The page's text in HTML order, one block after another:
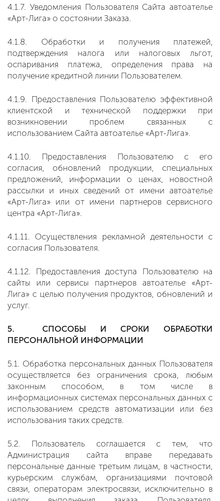
4.1.7. Уведомления Пользователя Сайта автоателье
«Арт-Лига» о состоянии Заказа.
4.1.8. Обработки и получения платежей,
подтверждения налога или налоговых льгот,
оспаривания платежа, определения права на
получение кредитной линии Пользователем.
4.1.9. Предоставления Пользователю эффективной
клиентской и технической поддержки при
возникновении проблем связанных с
использованием Сайта автоателье «Арт-Лига».
4.1.10. Предоставления Пользователю с его
согласия, обновлений продукции, специальных
предложений, информации о ценах, новостной
рассылки и иных сведений от имени автоателье
«Арт-Лига» или от имени партнеров сервисного
центра «Арт-Лига».
4.1.11. Осуществления рекламной деятельности с
согласия Пользователя.
4.1.12. Предоставления доступа Пользователю на
сайты или сервисы партнеров автоателье «Арт-
Лига» с целью получения продуктов, обновлений и
услуг.
5. СПОСОБЫ И СРОКИ ОБРАБОТКИ
ПЕРСОНАЛЬНОЙ ИНФОРМАЦИИ
5.1. Обработка персональных данных Пользователя
осуществляется без ограничения срока, любым
законным способом, в том числе в
информационных системах персональных данных с
использованием средств автоматизации или без
использования таких средств.
5.2. Пользователь соглашается с тем, что
Администрация сайта вправе передавать
персональные данные третьим лицам, в частности,
курьерским службам, организациями почтовой
связи, операторам электросвязи, исключительно в